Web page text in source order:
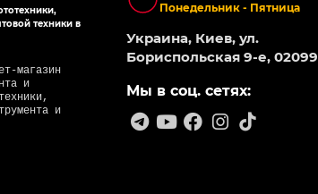
техники в
магазин
и
и
Понедельник - Пятница
Украина, Киев, ул.
Бориспольская 9-е, 02099
Мы в соц. сетях: